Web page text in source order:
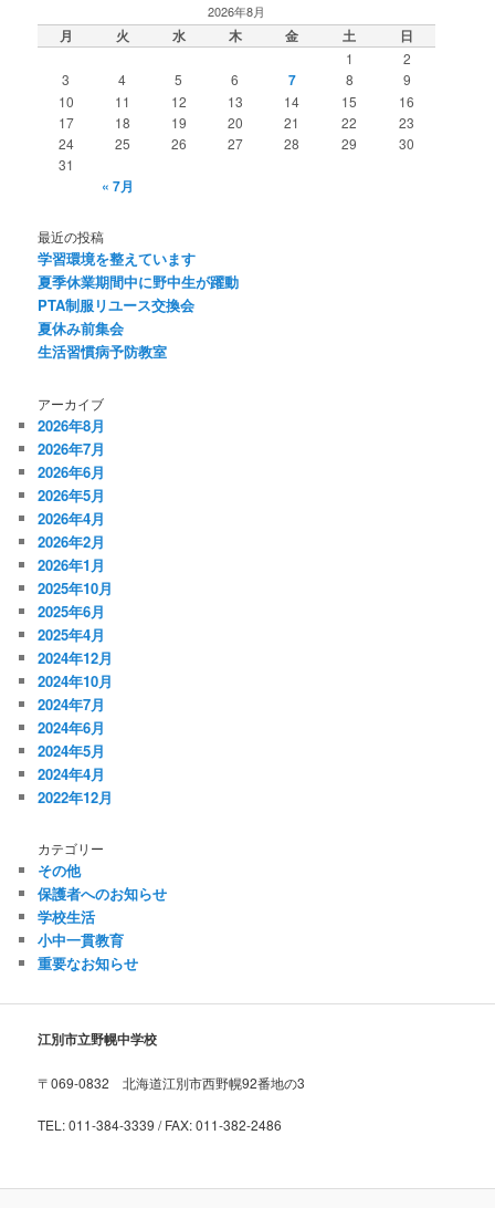
ゲ
ー
2026年8月
月 火 水 木 金 土 日
1
2
3
4 5 6 7 8
9
10
11 12 13 14 15
16
17
18 19 20 21 22
23
24
25 26 27 28 29
30
31
« 7月
最近の投稿
学習環境を整えています
夏季休業期間中に野中生が躍動
PTA制服リユース交換会
夏休み前集会
生活習慣病予防教室
アーカイブ
2026年8月
2026年7月
2026年6月
2026年5月
2026年4月
2026年2月
2026年1月
2025年10月
2025年6月
2025年4月
2024年12月
2024年10月
2024年7月
2024年6月
2024年5月
2024年4月
2022年12月
カテゴリー
その他
保護者へのお知らせ
学校生活
小中一貫教育
重要なお知らせ
江別市立野幌中学校
〒069-0832 北海道江別市西野幌92番地の3
TEL: 011-384-3339 / FAX: 011-382-2486